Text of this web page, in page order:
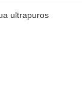
ultrapuros